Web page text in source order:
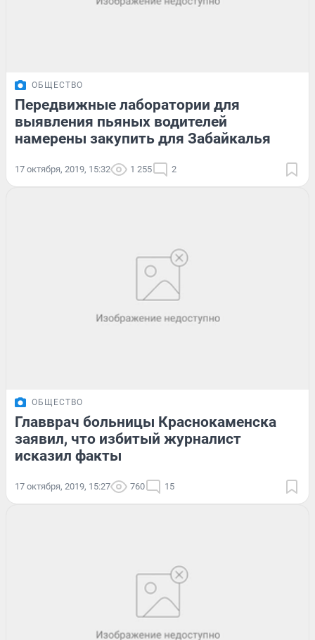
ОБЩЕСТВО
Передвижные лаборатории для
выявления пьяных водителей
намерены закупить для Забайкалья
17 октября, 2019, 15:32 1 255 2
ОБЩЕСТВО
Главврач больницы Краснокаменска
заявил, что избитый журналист
исказил факты
17 октября, 2019, 15:27 760 15